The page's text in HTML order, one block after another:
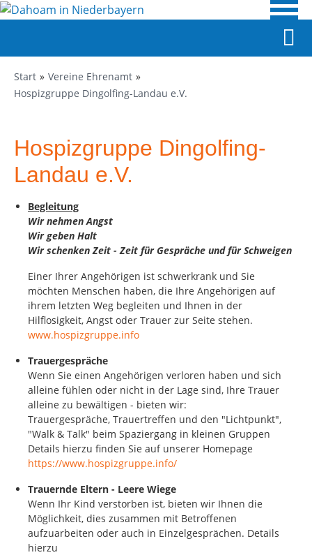
Start
Vereine Ehrenamt
Hospizgruppe Dingolfing-Landau e.V.
Hospizgruppe Dingolfing-
Landau e.V.
Begleitung
Wir nehmen Angst
Wir geben Halt
Wir schenken Zeit - Zeit für Gespräche und für Schweigen
Einer Ihrer Angehörigen ist schwerkrank und Sie
möchten Menschen haben, die Ihre Angehörigen auf
ihrem letzten Weg begleiten und Ihnen in der
Hilflosigkeit, Angst oder Trauer zur Seite stehen.
www.hospizgruppe.info
Trauergespräche
Wenn Sie einen Angehörigen verloren haben und sich
alleine fühlen oder nicht in der Lage sind, Ihre Trauer
alleine zu bewältigen - bieten wir:
Trauergespräche, Trauertreffen und den "Lichtpunkt",
"Walk & Talk" beim Spaziergang in kleinen Gruppen
Details hierzu finden Sie auf unserer Homepage
https://www.hospizgruppe.info/
Trauernde Eltern - Leere Wiege
Wenn Ihr Kind verstorben ist, bieten wir Ihnen die
Möglichkeit, dies zusammen mit Betroffenen
aufzuarbeiten oder auch in Einzelgesprächen. Details
hierzu